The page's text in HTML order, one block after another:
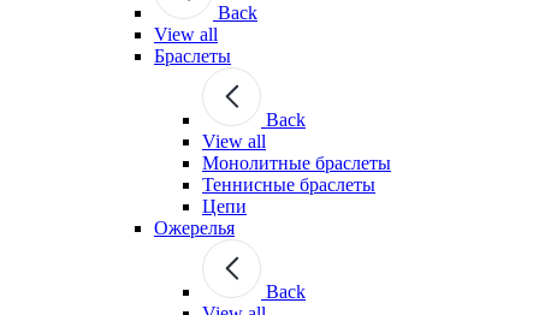
Back
View all
Браслеты
Back
View all
Монолитные браслеты
Теннисные браслеты
Цепи
Ожерелья
Back